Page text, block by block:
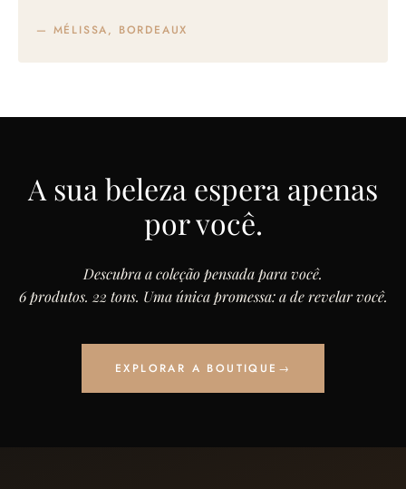
— MÉLISSA, BORDEAUX
A sua beleza espera apenas
por você.
Descubra a coleção pensada para você.
6 produtos. 22 tons. Uma única promessa: a de revelar você.
EXPLORAR A BOUTIQUE →